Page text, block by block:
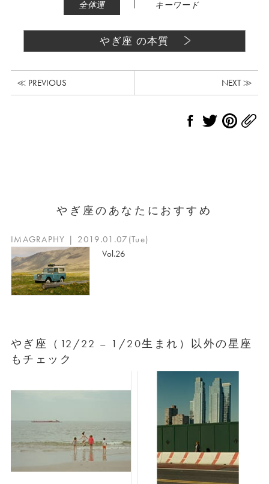
全体運 | キーワード
やぎ座 の本質
≪ PREVIOUS NEXT ≫
やぎ座のあなたにおすすめ
IMAGRAPHY | 2019.01.07(Tue)
Vol.26
やぎ座（12/22 – 1/20生まれ）以外の星座
もチェック